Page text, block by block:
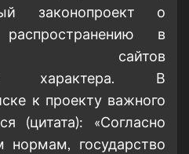
законопроект о
распространению в
сайтов
характера. В
к проекту важного
(цитата): «Согласно
государство